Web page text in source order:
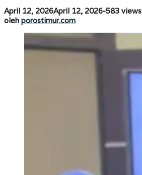
Konsisten
April 12, 2026April 12, 2026oleh
-583 views
oleh porostimur.com